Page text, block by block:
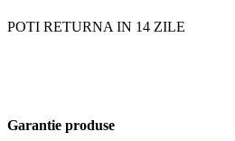
POTI RETURNA IN 14 ZILE
Garantie produse